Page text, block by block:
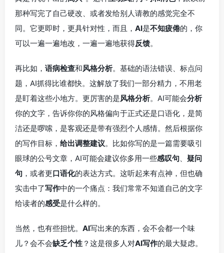
那种写完了自己硬改、或者发给别人请教的感觉完全不
同。它更即时，更具针对性，而且， AI是不知疲倦的，你
可以一遍一遍地改，一遍一遍地获得反馈。
再比如， 语病检查和风格分析。基础的语法错误、标点问
题，AI抓得比谁都快。这解放了我们一部分精力，不用老
是盯着这些小地方。更厉害的是风格分析。AI可能会分析
你的文字，告诉你你的风格偏向于正式还是口语化，是简
洁还是啰嗦，是客观还是带有强烈个人感情。然后根据你
的写作目标， 给出调整建议。比如你写的是一篇需要吸引
眼球的公号文章，AI可能会建议你多用一些感叹句
疑问
句 ，或者更口语化的表达方式。这听起来有点神，但也确
实击中了写作中的一个痛点：我们常常不知道自己的文字
给读者的感受是什么样的。
当然，也有些担忧。 AI写出来的东西，会不会都一个味
儿？会不会缺乏个性 ？这是很多人对AI写作的最大疑虑。